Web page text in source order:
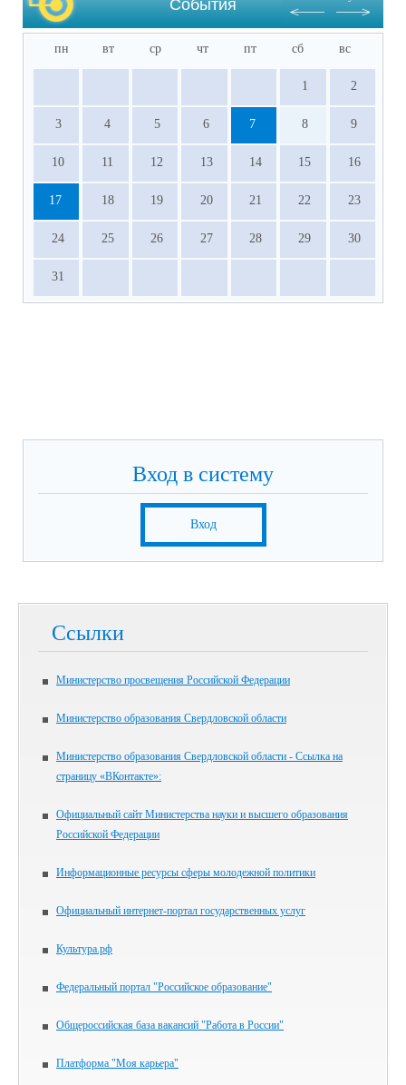
События
пн вт ср чт пт сб вс
1 2
3 4 5 6 7 8 9
10 11 12 13 14 15 16
17 18 19 20 21 22 23
24 25 26 27 28 29 30
31
Вход в систему
Вход
Ссылки
Министерство просвещения Российской Федерации
Министерство образования Свердловской области
Министерство образования Свердловской области - Ссылка на
страницу «ВКонтакте»:
Официальный сайт Министерства науки и высшего образования
Российской Федерации
Информационные ресурсы сферы молодежной политики
Официальный интернет-портал государственных услуг
Культура.рф
Федеральный портал "Российское образование"
Общероссийская база вакансий "Работа в России"
Платформа "Моя карьера"